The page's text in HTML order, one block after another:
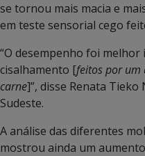
se tornou mais macia e
em teste sensorial cego
“O desempenho foi
cisalhamento [feitos por um
carne]”, disse Renata Tieko
Sudeste.
A análise das diferentes
mostrou ainda um